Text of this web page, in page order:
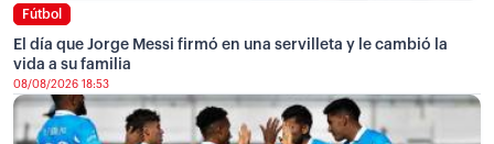
Fútbol
El día que Jorge Messi firmó en una servilleta y le cambió la
vida a su familia
08/08/2026 18:53